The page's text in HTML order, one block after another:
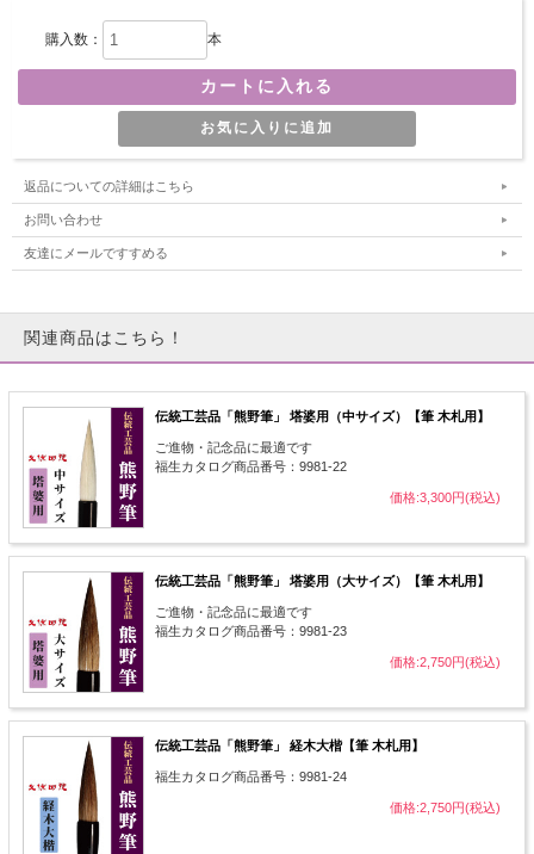
購入数： 本
返品についての詳細はこちら
お問い合わせ
友達にメールですすめる
関連商品はこちら！
伝統工芸品「熊野筆」 塔婆用（中サイズ）【筆 木札用】
ご進物・記念品に最適です
福生カタログ商品番号：9981-22
価格:3,300円(税込)
伝統工芸品「熊野筆」 塔婆用（大サイズ）【筆 木札用】
ご進物・記念品に最適です
福生カタログ商品番号：9981-23
価格:2,750円(税込)
伝統工芸品「熊野筆」 経木大楷【筆 木札用】
福生カタログ商品番号：9981-24
価格:2,750円(税込)